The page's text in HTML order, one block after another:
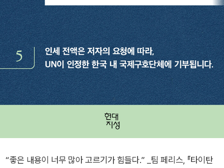
“좋은 내용이 너무 많아 고르기가 힘들다.” _팀 페리스, 『타이탄